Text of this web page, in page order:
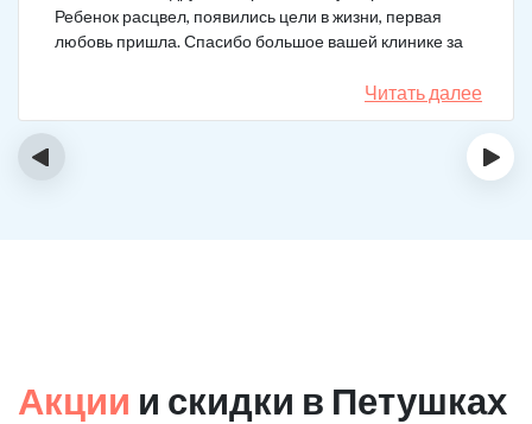
Ребенок расцвел, появились цели в жизни, первая
любовь пришла. Спасибо большое вашей клинике за
Читать далее
‹ ›
Акции и скидки в Петушках